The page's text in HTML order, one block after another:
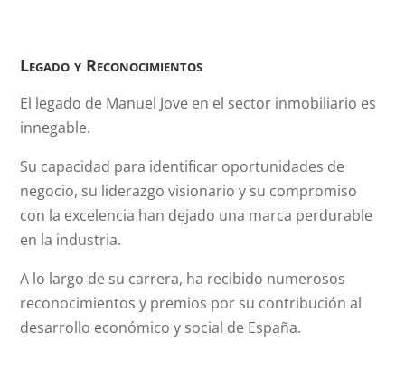
Legado y Reconocimientos
El legado de Manuel Jove en el sector inmobiliario es
innegable.
Su capacidad para identificar oportunidades de
negocio, su liderazgo visionario y su compromiso
con la excelencia han dejado una marca perdurable
en la industria.
A lo largo de su carrera, ha recibido numerosos
reconocimientos y premios por su contribución al
desarrollo económico y social de España.